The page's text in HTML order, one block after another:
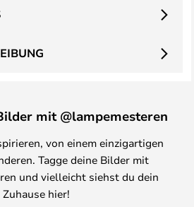
mit @lampemesteren
von einem einzigartigen
Tagge deine Bilder mit
und vielleicht siehst du dein
Zuhause hier!